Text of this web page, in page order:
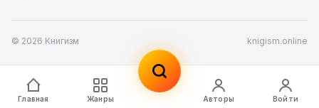
Главная Жанры Авторы Войти
© 2026 Книгизм knigism.online